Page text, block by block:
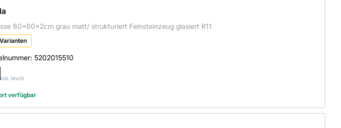
60x60x2cm grau matt/ strukturiert Feinsteinzeug glasiert R11
5202015510
inkl. MwSt.
verfügbar